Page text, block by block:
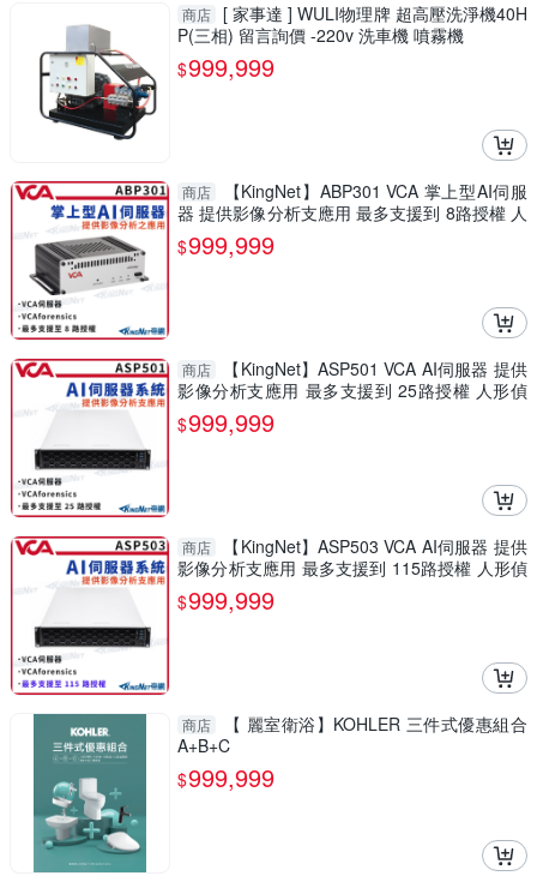
商店 [ 家事達 ] WULI物理牌 超高壓洗淨機40H
P(三相) 留言詢價 -220v 洗車機 噴霧機
$999,999
商店
【KingNet】ABP301 VCA 掌上型AI伺服
器 提供影像分析支應用 最多支援到 8路授權 人
形偵測 人頭追蹤
$999,999
商店
【KingNet】ASP501 VCA AI伺服器 提供
影像分析支應用 最多支援到 25路授權 人形偵
測 破壞檢測
$999,999
商店
【KingNet】ASP503 VCA AI伺服器 提供
影像分析支應用 最多支援到 115路授權 人形偵
測 破壞檢測
$999,999
商店
【 麗室衛浴】KOHLER 三件式優惠組合
A+B+C
$999,999